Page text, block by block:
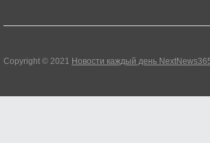
Copyright © 2021 Новости каждый день